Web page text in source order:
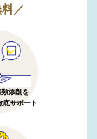
／
類添削を
底サポート